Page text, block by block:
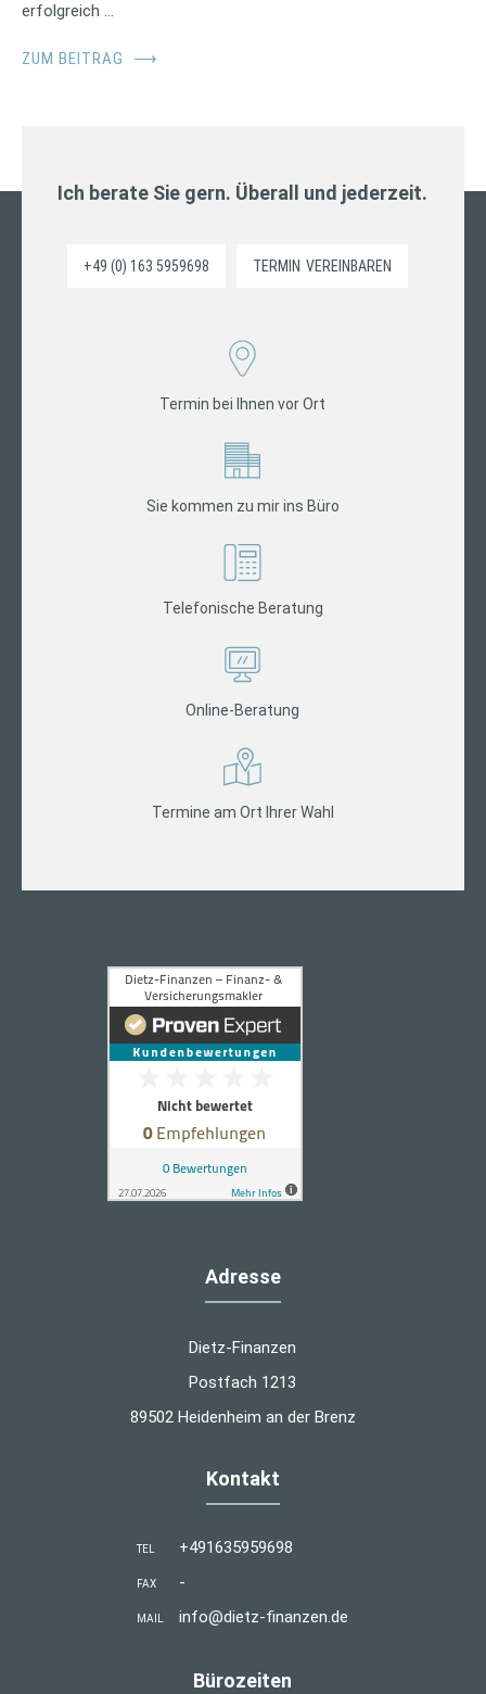
erfolgreich …
ZUM BEITRAG ⟶
Ich berate Sie gern. Überall und jederzeit.
+49 (0) 163 5959698 TERMIN VEREINBAREN
Termin bei Ihnen vor Ort
Sie kommen zu mir ins Büro
Telefonische Beratung
Online-Beratung
Termine am Ort Ihrer Wahl
Adresse
Dietz-Finanzen
Postfach 1213
89502 Heidenheim an der Brenz
Kontakt
TEL +491635959698
FAX -
MAIL info@dietz-finanzen.de
Bürozeiten